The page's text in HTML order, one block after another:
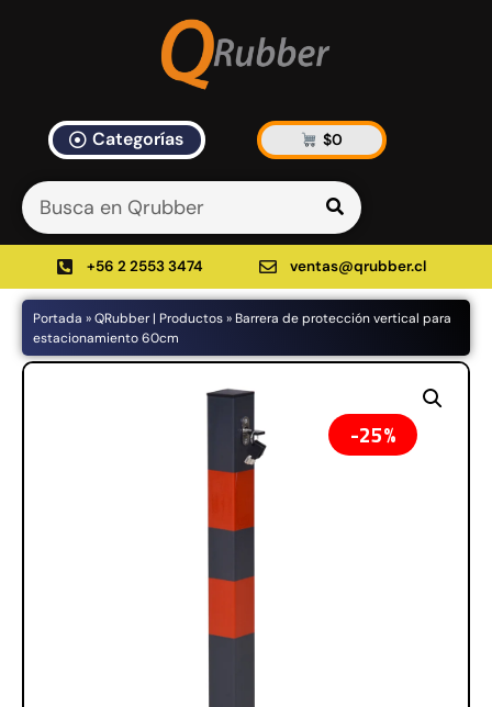
Categorías $0
+56 2 2553 3474 ventas@qrubber.cl
Portada »QRubber | Productos» Barrera de protección vertical para
estacionamiento 60cm
25%
Artículos Blog
535 results found in 10ms
Filtrar
Productos